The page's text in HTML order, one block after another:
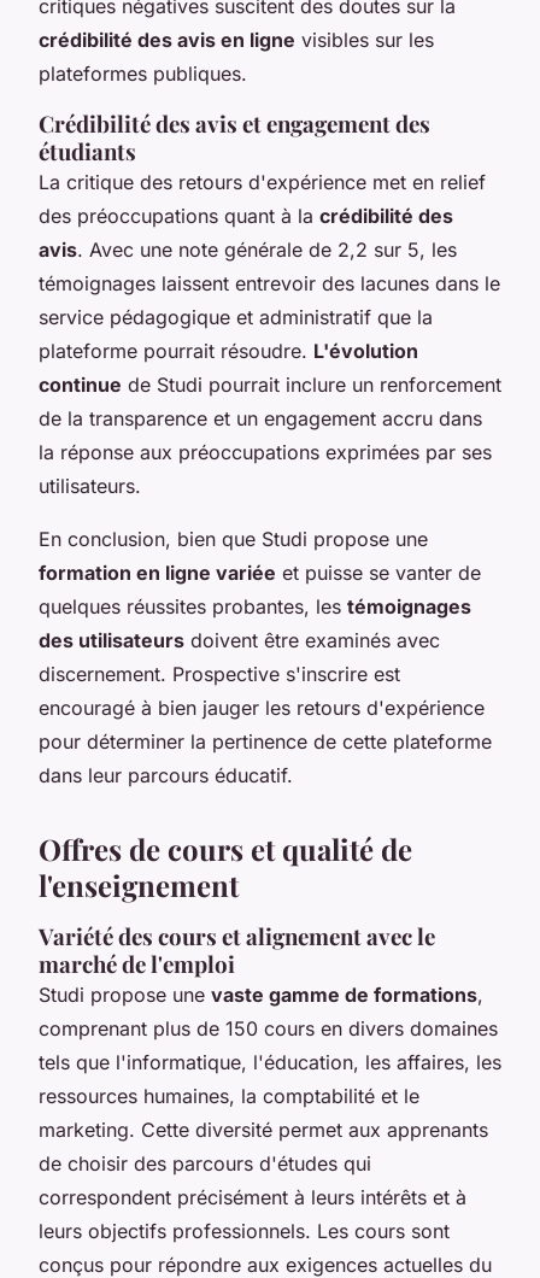
critiques négatives suscitent des doutes sur la
crédibilité des avis en ligne visibles sur les
plateformes publiques.
Crédibilité des avis et engagement des
étudiants
La critique des retours d'expérience met en relief
des préoccupations quant à la crédibilité des
avis. Avec une note générale de 2,2 sur 5, les
témoignages laissent entrevoir des lacunes dans le
service pédagogique et administratif que la
plateforme pourrait résoudre. L'évolution
continue de Studi pourrait inclure un renforcement
de la transparence et un engagement accru dans
la réponse aux préoccupations exprimées par ses
utilisateurs.
En conclusion, bien que Studi propose une
formation en ligne variée et puisse se vanter de
quelques réussites probantes, les témoignages
des utilisateurs doivent être examinés avec
discernement. Prospective s'inscrire est
encouragé à bien jauger les retours d'expérience
pour déterminer la pertinence de cette plateforme
dans leur parcours éducatif.
Offres de cours et qualité de
l'enseignement
Variété des cours et alignement avec le
marché de l'emploi
Studi propose une vaste gamme de formations,
comprenant plus de 150 cours en divers domaines
tels que l'informatique, l'éducation, les affaires, les
ressources humaines, la comptabilité et le
marketing. Cette diversité permet aux apprenants
de choisir des parcours d'études qui
correspondent précisément à leurs intérêts et à
leurs objectifs professionnels. Les cours sont
conçus pour répondre aux exigences actuelles du